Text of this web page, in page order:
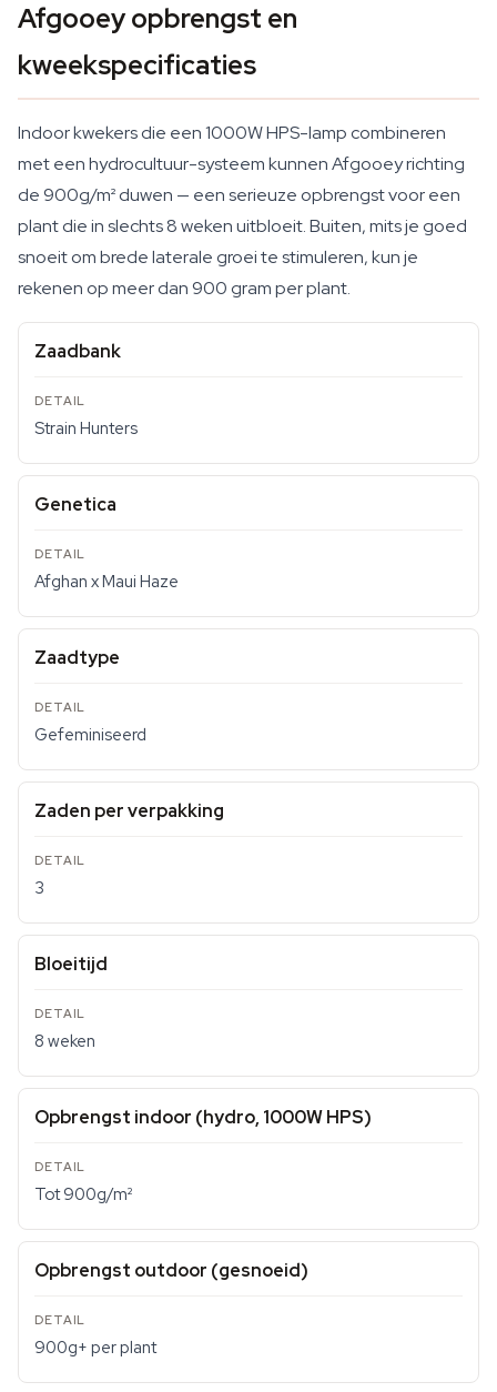
Afgooey opbrengst en
kweekspecificaties
Indoor kwekers die een 1000W HPS-lamp combineren
met een hydrocultuur-systeem kunnen Afgooey richting
de 900g/m² duwen — een serieuze opbrengst voor een
plant die in slechts 8 weken uitbloeit. Buiten, mits je goed
snoeit om brede laterale groei te stimuleren, kun je
rekenen op meer dan 900 gram per plant.
Zaadbank
Strain Hunters
Genetica
Afghan x Maui Haze
Zaadtype
Gefeminiseerd
Zaden per verpakking
3
Bloeitijd
8 weken
Opbrengst indoor (hydro, 1000W HPS)
Tot 900g/m²
Opbrengst outdoor (gesnoeid)
900g+ per plant